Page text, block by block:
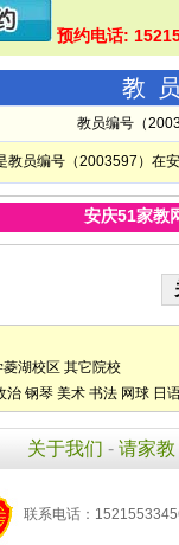
预约电话:
教
教员编号（
教员编号（2003597）在
安庆51家教
湖校区 其它院校
治 钢琴 美术 书法 网球 日
关于我们 - 请家教
联系电话：